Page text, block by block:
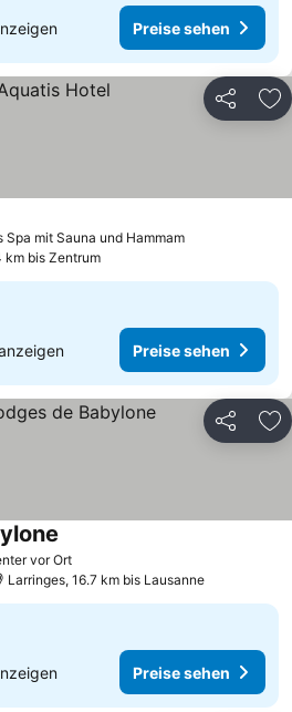
Preise sehen
Teilen
Spa mit Sauna und HammamPreise sehen
km bis Zentrum
Preise sehen
Teilen
vor OrtPreise sehen
Larringes, 16.7 km bis Lausanne
Preise sehen